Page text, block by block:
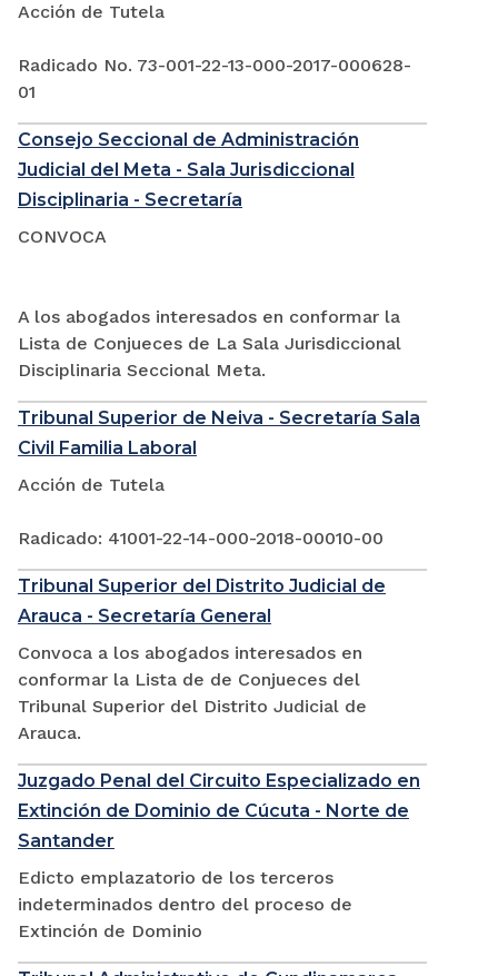
Acción de Tutela
Radicado No. 73-001-22-13-000-2017-000628-
01
Consejo Seccional de Administración
Judicial del Meta - Sala Jurisdiccional
Disciplinaria - Secretaría
CONVOCA
A los abogados interesados en conformar la
Lista de Conjueces de La Sala Jurisdiccional
Disciplinaria Seccional Meta.
Tribunal Superior de Neiva - Secretaría Sala
Civil Familia Laboral
Acción de Tutela
Radicado: 41001-22-14-000-2018-00010-00
Tribunal Superior del Distrito Judicial de
Arauca - Secretaría General
Convoca a los abogados interesados en
conformar la Lista de de Conjueces del
Tribunal Superior del Distrito Judicial de
Arauca.
Juzgado Penal del Circuito Especializado en
Extinción de Dominio de Cúcuta - Norte de
Santander
Edicto emplazatorio de los terceros
indeterminados dentro del proceso de
Extinción de Dominio